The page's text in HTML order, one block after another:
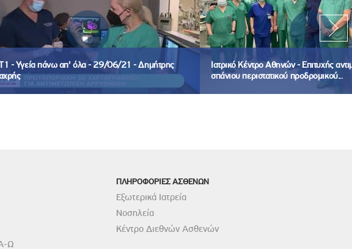
- Υγεία πάνω απ' όλα - 29/06/21 - Δημήτρης
Ιατρικό Κέντρο Αθηνών - Επιτυχής
σπάνιου περιστατικού προδρομικού...
Ω
ΠΛΗΡΟΦΟΡΙΕΣ ΑΣΘΕΝΩΝ
Εξωτερικά Ιατρεία
Νοσηλεία
Κέντρο Διεθνών Ασθενών